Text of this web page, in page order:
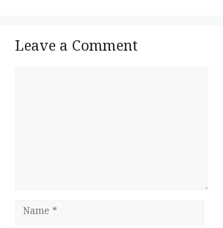
Leave a Comment
Name